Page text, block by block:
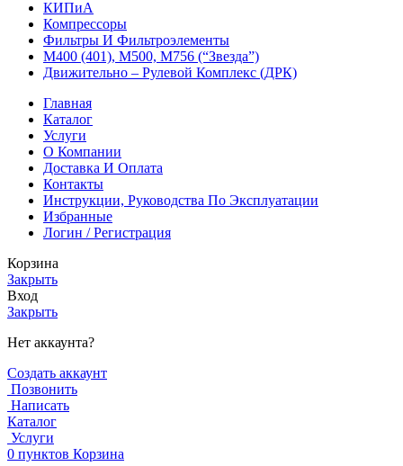
КИПиА
Компрессоры
Фильтры И Фильтроэлементы
М400 (401), М500, М756 (“Звезда”)
Движительно – Рулевой Комплекс (ДРК)
Главная
Каталог
Услуги
О Компании
Доставка И Оплата
Контакты
Инструкции, Руководства По Эксплуатации
Избранные
Логин / Регистрация
Корзина
Закрыть
Вход
Закрыть
Нет аккаунта?
Создать аккаунт
Позвонить
Написать
Каталог
Услуги
0 пунктов Корзина